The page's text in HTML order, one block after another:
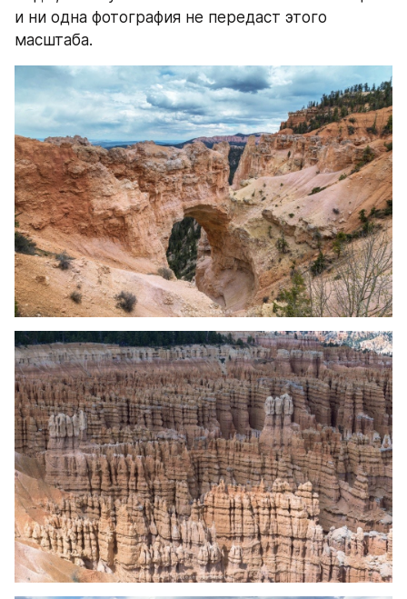
и ни одна фотография не передаст этого
масштаба.